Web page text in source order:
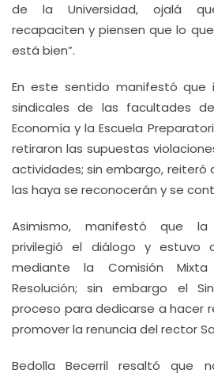
de la Universidad, ojalá
recapaciten y piensen que lo
está bien”.
En este sentido manifestó que
sindicales de las facultades
Economía y la Escuela
retiraron las supuestas
actividades; sin embargo, reiteró
las haya se reconocerán y se
Asimismo, manifestó que
privilegió el diálogo y estuvo
mediante la Comisión
Resolución; sin embargo el
proceso para dedicarse a hacer
promover la renuncia del rector
Bedolla Becerril resaltó que